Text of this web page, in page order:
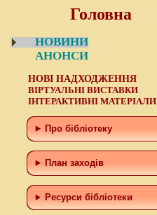
Головна
НОВИНИ
АНОНСИ
НОВІ НАДХОДЖЕННЯ
ВІРТУАЛЬНІ ВИСТАВКИ
ІНТЕРАКТИВНІ МАТЕРІАЛИ
Про бібліотеку
План заходів
Ресурси бібліотеки